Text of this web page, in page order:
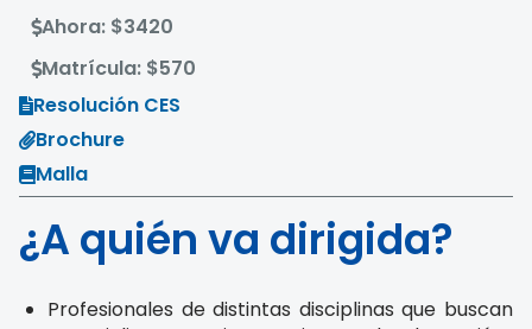
Ahora: $3420
Matrícula: $570
Resolución CES
Brochure
Malla
¿A quién va dirigida?
Profesionales de distintas disciplinas que buscan